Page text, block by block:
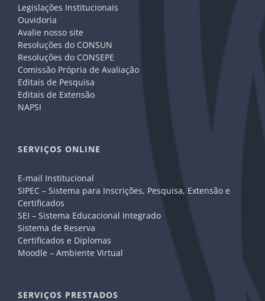
Legislações Institucionais
Ouvidoria
Avalie nosso site
Resoluções do CONSUN
Resoluções do CONSEPE
Comissão Própria de Avaliação
Editais de Pesquisa
Editais de Extensão
NAPSI
SERVIÇOS ONLINE
E-mail Institucional
SIPEC – Sistema para Inscrições, Pesquisa, Extensão e
Certificados
SEI – Sistema Educacional Integrado
Sistema de Reserva
Certificados e Diplomas
Moodle – Ambiente Virtual
SERVIÇOS PRESTADOS